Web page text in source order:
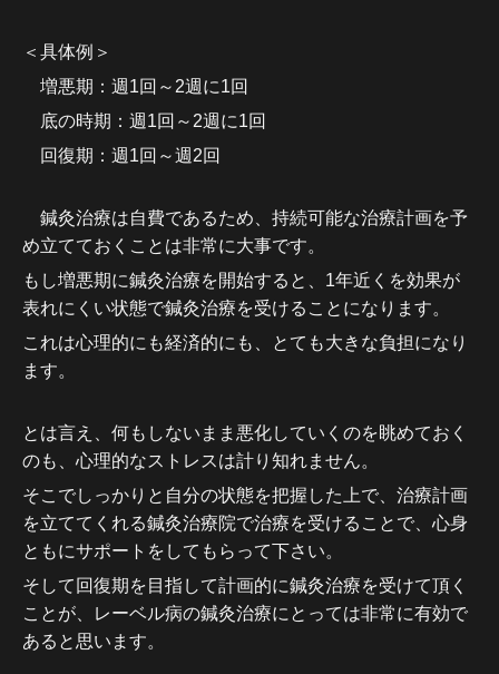
＜具体例＞
増悪期：週1回～2週に1回
底の時期：週1回～2週に1回
回復期：週1回～週2回
鍼灸治療は自費であるため、持続可能な治療計画を予
め立てておくことは非常に大事です。
もし増悪期に鍼灸治療を開始すると、1年近くを効果が
表れにくい状態で鍼灸治療を受けることになります。
これは心理的にも経済的にも、とても大きな負担になり
ます。
とは言え、何もしないまま悪化していくのを眺めておく
のも、心理的なストレスは計り知れません。
そこでしっかりと自分の状態を把握した上で、治療計画
を立ててくれる鍼灸治療院で治療を受けることで、心身
ともにサポートをしてもらって下さい。
そして回復期を目指して計画的に鍼灸治療を受けて頂く
ことが、レーベル病の鍼灸治療にとっては非常に有効で
あると思います。